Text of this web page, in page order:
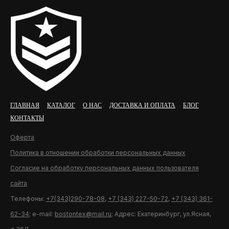
ГЛАВНАЯ КАТАЛОГ О НАС ДОСТАВКА И ОПЛАТА
БЛОГ
КОНТАКТЫ
Оферта
Политика в отношении обработки персональных данных
Согласие на обработку персональных данных пользователя
сайта
Телефоны: +7(343)290-78-08, +7 (343) 227-50-72, +7 (343) 361-
62-34; e-mail: bostontex@mail.ru; Адрес: Екатеринбург, ул.Ясная,